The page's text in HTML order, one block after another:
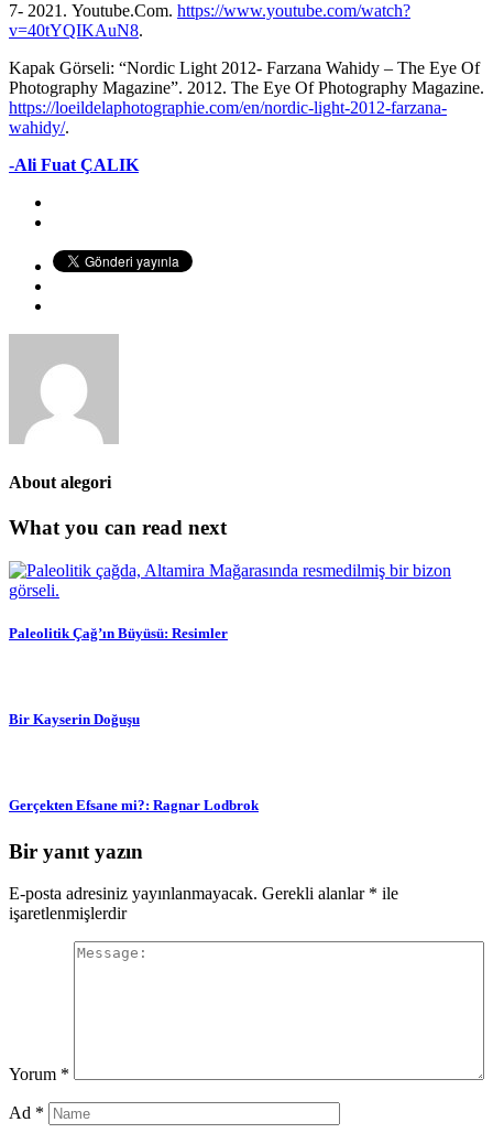
7- 2021. Youtube.Com. https://www.youtube.com/watch?
v=40tYQIKAuN8.
Kapak Görseli: “Nordic Light 2012- Farzana Wahidy – The Eye Of
Photography Magazine”. 2012. The Eye Of Photography Magazine.
https://loeildelaphotographie.com/en/nordic-light-2012-farzana-
wahidy/.
-Ali Fuat ÇALIK
About alegori
What you can read next
Paleolitik Çağ’ın Büyüsü: Resimler
Bir Kayserin Doğuşu
Gerçekten Efsane mi?: Ragnar Lodbrok
Bir yanıt yazın
E-posta adresiniz yayınlanmayacak. Gerekli alanlar * ile
işaretlenmişlerdir
Yorum *
Ad *